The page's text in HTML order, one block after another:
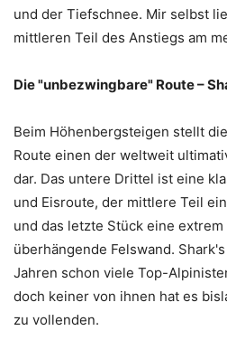
und der Tiefschnee. Mir selbst
mittleren Teil des Anstiegs am
Die "unbezwingbare" Route –
Beim Höhenbergsteigen stellt
Route einen der weltweit
dar. Das untere Drittel ist eine
und Eisroute, der mittlere Teil
und das letzte Stück eine
überhängende Felswand.
Jahren schon viele Top-
doch keiner von ihnen hat es
zu vollenden.